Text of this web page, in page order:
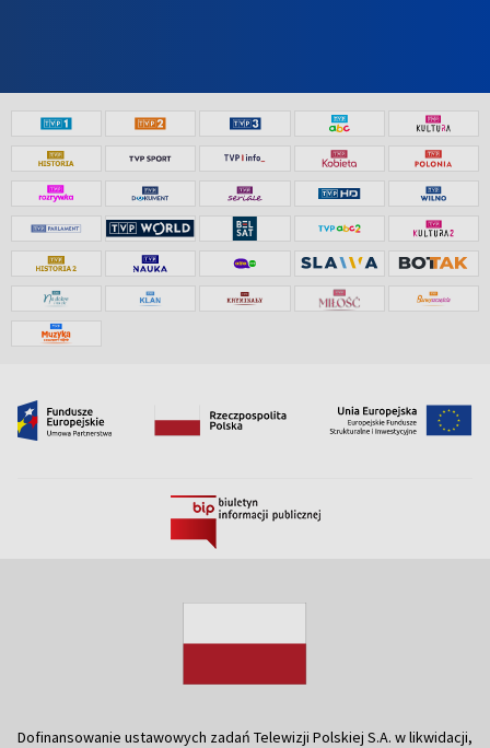
Dofinansowanie ustawowych zadań Telewizji Polskiej S.A. w likwidacji,